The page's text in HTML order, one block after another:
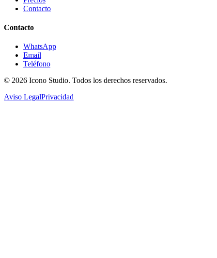
Contacto
Contacto
WhatsApp
Email
Teléfono
© 2026 Icono Studio. Todos los derechos reservados.
Aviso LegalPrivacidad